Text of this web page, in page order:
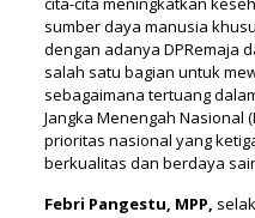
sumber daya manusia
dengan adanya DPRemaja
salah satu bagian untuk
sebagaimana tertuang
Jangka Menengah Nasional
prioritas nasional yang
berkualitas dan berdaya
Febri Pangestu, MPP,